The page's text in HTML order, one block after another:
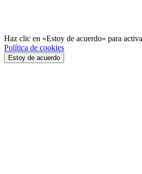
Haz clic en «Estoy de acuerdo» para
Política de cookies
Estoy de acuerdo